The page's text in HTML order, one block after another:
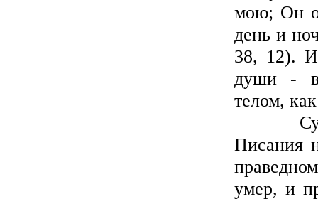
мою; Он
день и
38, 12).
души -
телом,
Писания
умер, и